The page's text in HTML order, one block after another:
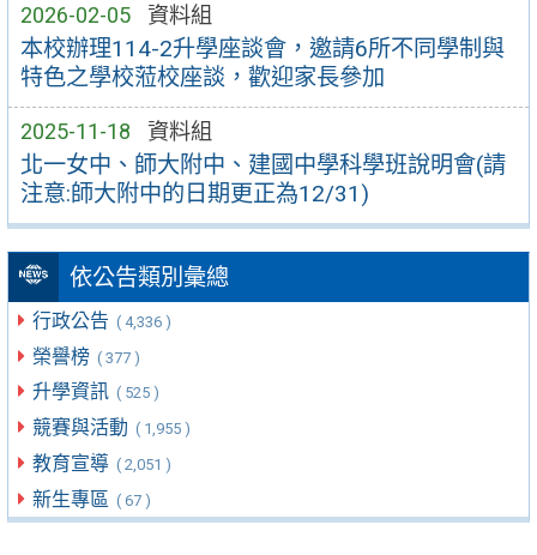
2026-02-05 資料組
本校辦理114-2升學座談會，邀請6所不同學制與
特色之學校蒞校座談，歡迎家長參加
2025-11-18 資料組
北一女中、師大附中、建國中學科學班說明會(請
注意:師大附中的日期更正為12/31)
依公告類別彙總
行政公告 ( 4,336 )
榮譽榜 ( 377 )
升學資訊 ( 525 )
競賽與活動 ( 1,955 )
教育宣導 ( 2,051 )
新生專區 ( 67 )